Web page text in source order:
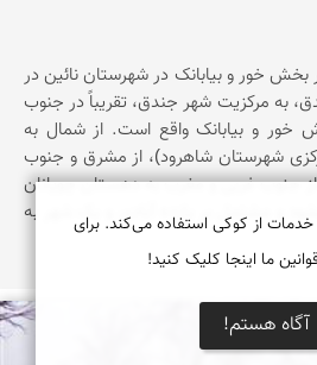
خور و بیابانک‌ در شهرستان‌ نائین‌ در
به‌ مرکزیت‌ شهر جندق‌، تقریباً در جنوب‌
و بیابانک‌ واقع‌ است‌. از شمال‌ به‌
شهرستان‌ شاهرود)، از مشرق‌ و جنوب‌
جنوب‌ غربی‌ و مغرب‌ به‌ دهستان‌ چوپانان‌
و مشتمل‌ بر یازده‌ آبادی‌ و یک‌ شهر به‌
خدمات از کوکی استفاده می‌کند. برای
ما اینجا کلیک کنید!
آگاه هستم!